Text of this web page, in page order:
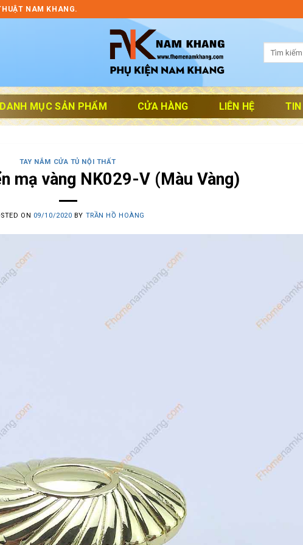
NAM KHANG.
DANH MỤC SẢN PHẨM CỬA HÀNG LIÊN HỆ
TAY NẮM CỬA TỦ NỘI THẤT
mạ vàng NK029-V (Màu Vàng)
ON 09/10/2020 BY TRẦN HỒ HOÀNG